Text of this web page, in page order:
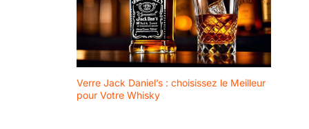
Verre Jack Daniel’s : choisissez le Meilleur
pour Votre Whisky